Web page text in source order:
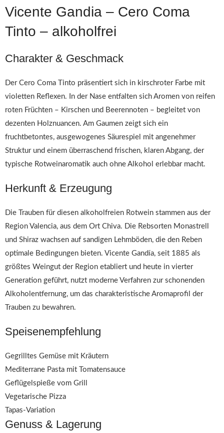
Vicente Gandia – Cero Coma
Tinto – alkoholfrei
Charakter & Geschmack
Der Cero Coma Tinto präsentiert sich in kirschroter Farbe mit
violetten Reflexen. In der Nase entfalten sich Aromen von reifen
roten Früchten – Kirschen und Beerennoten – begleitet von
dezenten Holznuancen. Am Gaumen zeigt sich ein
fruchtbetontes, ausgewogenes Säurespiel mit angenehmer
Struktur und einem überraschend frischen, klaren Abgang, der
typische Rotweinaromatik auch ohne Alkohol erlebbar macht.
Herkunft & Erzeugung
Die Trauben für diesen alkoholfreien Rotwein stammen aus der
Region Valencia, aus dem Ort Chiva. Die Rebsorten Monastrell
und Shiraz wachsen auf sandigen Lehmböden, die den Reben
optimale Bedingungen bieten. Vicente Gandía, seit 1885 als
größtes Weingut der Region etabliert und heute in vierter
Generation geführt, nutzt moderne Verfahren zur schonenden
Alkoholentfernung, um das charakteristische Aromaprofil der
Trauben zu bewahren.
Speisenempfehlung
Gegrilltes Gemüse mit Kräutern
Mediterrane Pasta mit Tomatensauce
Geflügelspieße vom Grill
Vegetarische Pizza
Tapas-Variation
Genuss & Lagerung